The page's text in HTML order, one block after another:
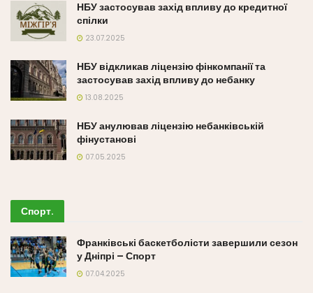
НБУ застосував захід впливу до кредитної
спілки
23.07.2025
НБУ відкликав ліцензію фінкомпанії та
застосував захід впливу до небанку
13.08.2025
НБУ анулював ліцензію небанківській
фінустанові
07.05.2025
Спорт.
Франківські баскетболісти завершили сезон
у Дніпрі – Спорт
07.04.2025